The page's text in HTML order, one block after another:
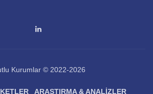
Kurumlar © 2022-2026
ARAŞTIRMA & ANALIZLER